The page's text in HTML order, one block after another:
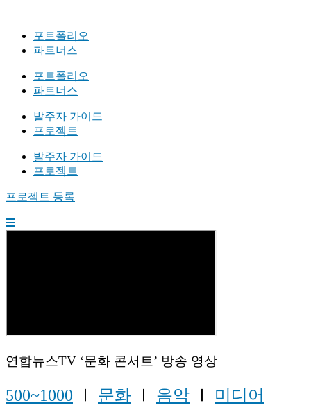
포트폴리오
파트너스
포트폴리오
파트너스
발주자 가이드
프로젝트
발주자 가이드
프로젝트
프로젝트 등록
연합뉴스TV ‘문화 콘서트’ 방송 영상
500~1000 Ⅰ 문화 Ⅰ 음악 Ⅰ 미디어